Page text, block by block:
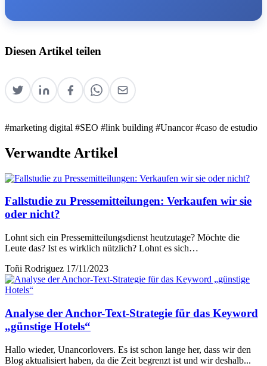
Diesen Artikel teilen
#marketing digital #SEO #link building #Unancor#caso de estudio
Verwandte Artikel
Fallstudie zu Pressemitteilungen: Verkaufen wir sie
oder nicht?
Lohnt sich ein Pressemitteilungsdienst heutzutage? Möchte die
Leute das? Ist es wirklich nützlich? Lohnt es sich…
Toñi Rodriguez 17/11/2023
Analyse der Anchor-Text-Strategie für das Keyword
„günstige Hotels“
Hallo wieder, Unancorlovers. Es ist schon lange her, dass wir den
Blog aktualisiert haben, da die Zeit begrenzt ist und wir deshalb...